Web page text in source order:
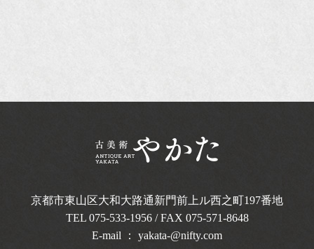
京都市東山区大和大路通新門前上ル西之町197番地
TEL 075-533-1956/ FAX 075-571-8648
E-mail ： yakata-@nifty.com